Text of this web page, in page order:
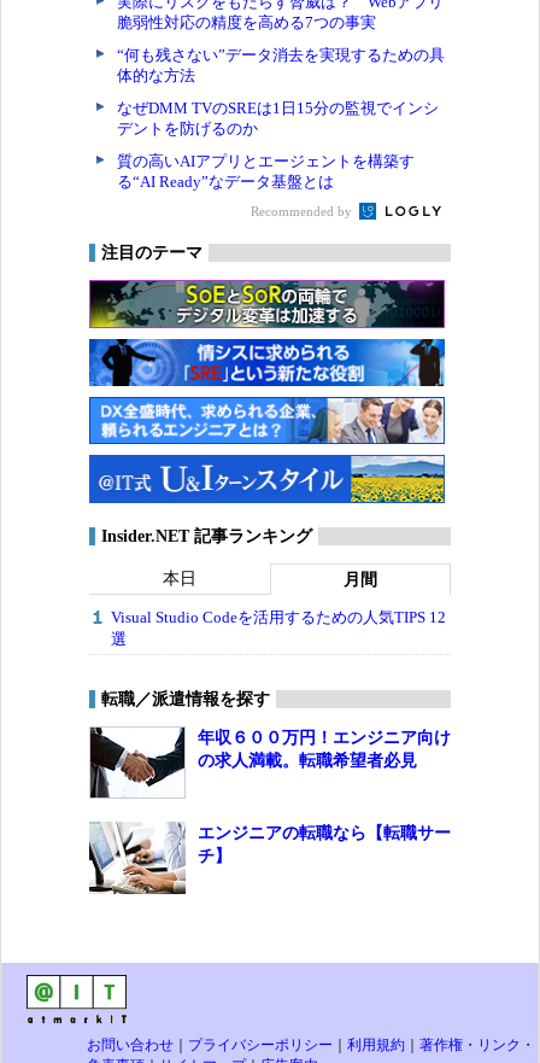
脆弱性対応の精度を高める7つの事実
“何も残さない”データ消去を実現するための具
体的な方法
なぜDMM TVのSREは1日15分の監視でインシ
デントを防げるのか
質の高いAIアプリとエージェントを構築す
る“AI Ready”なデータ基盤とは
Recommended by
注目のテーマ
Insider.NET 記事ランキング
本日 月間
Visual Studio Codeを活用するための人気TIPS 12
選
転職／派遣情報を探す
年収６００万円！エンジニア向け
の求人満載。転職希望者必見
エンジニアの転職なら【転職サー
チ】
お問い合わせ ｜ プライバシーポリシー ｜ 利用規約 ｜ 著作権・リンク・